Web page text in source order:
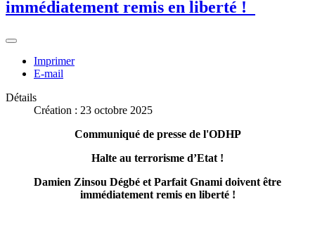
immédiatement remis en liberté !
Imprimer
E-mail
Détails
Création : 23 octobre 2025
Communiqué de presse de l'ODHP
Halte au terrorisme d’Etat !
Damien Zinsou Dégbé et Parfait Gnami doivent être
immédiatement remis en liberté !